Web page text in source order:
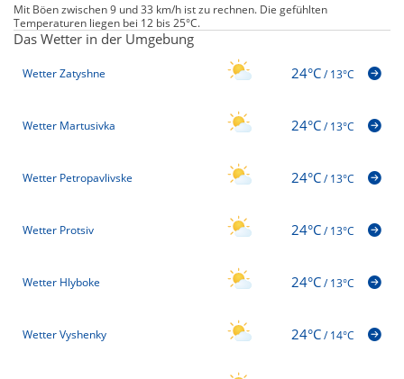
Mit Böen zwischen 9 und 33 km/h ist zu rechnen. Die gefühlten
Temperaturen liegen bei 12 bis 25°C.
Das Wetter in der Umgebung
Wetter Zatyshne 24°C/13°C
Wetter Martusivka 24°C/13°C
Wetter Petropavlivske 24°C/13°C
Wetter Protsiv 24°C/13°C
Wetter Hlyboke 24°C/13°C
Wetter Vyshenky 24°C/14°C